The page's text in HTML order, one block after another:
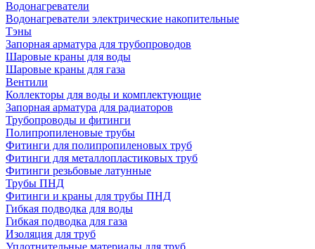
Водонагреватели
Водонагреватели электрические накопительные
Тэны
Запорная арматура для трубопроводов
Шаровые краны для воды
Шаровые краны для газа
Вентили
Коллекторы для воды и комплектующие
Запорная арматура для радиаторов
Трубопроводы и фитинги
Полипропиленовые трубы
Фитинги для полипропиленовых труб
Фитинги для металлопластиковых труб
Фитинги резьбовые латунные
Трубы ПНД
Фитинги и краны для трубы ПНД
Гибкая подводка для воды
Гибкая подводка для газа
Изоляция для труб
Уплотнительные материалы для труб